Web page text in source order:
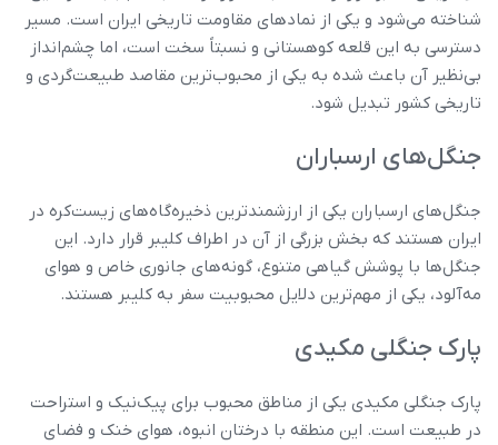
شناخته می‌شود و یکی از نمادهای مقاومت تاریخی ایران است. مسیر
دسترسی به این قلعه کوهستانی و نسبتاً سخت است، اما چشم‌انداز
بی‌نظیر آن باعث شده به یکی از محبوب‌ترین مقاصد طبیعت‌گردی و
تاریخی کشور تبدیل شود.
جنگل‌های ارسباران
جنگل‌های ارسباران یکی از ارزشمندترین ذخیره‌گاه‌های زیست‌کره در
ایران هستند که بخش بزرگی از آن در اطراف کلیبر قرار دارد. این
جنگل‌ها با پوشش گیاهی متنوع، گونه‌های جانوری خاص و هوای
مه‌آلود، یکی از مهم‌ترین دلایل محبوبیت سفر به کلیبر هستند.
پارک جنگلی مکیدی
پارک جنگلی مکیدی یکی از مناطق محبوب برای پیک‌نیک و استراحت
در طبیعت است. این منطقه با درختان انبوه، هوای خنک و فضای